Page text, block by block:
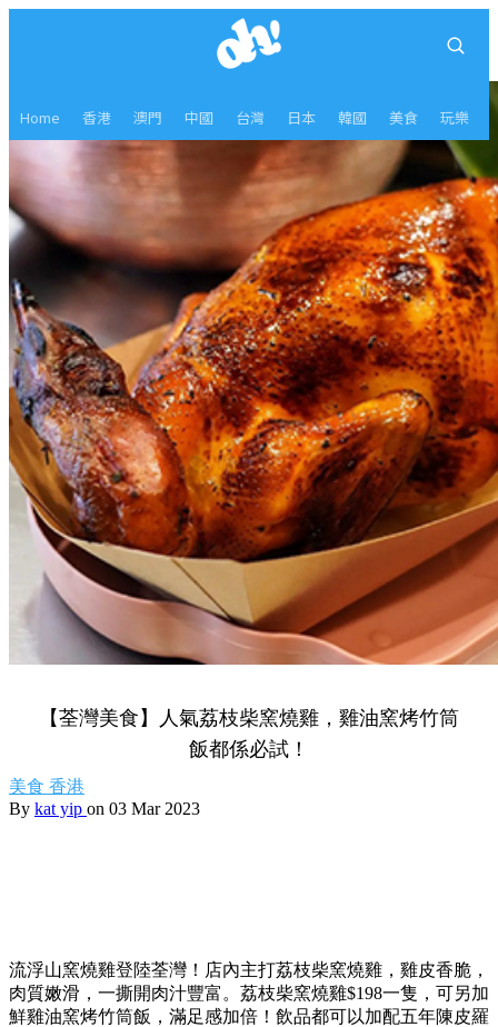
Home 香港 澳門 中國 台灣 日本 韓國 美食 玩樂
【荃灣美食】人氣荔枝柴窯燒雞，雞油窯烤竹筒
飯都係必試！
美食 香港
By kat yip on 03 Mar 2023
流浮山窯燒雞登陸荃灣！店內主打荔枝柴窯燒雞，雞皮香脆，
肉質嫩滑，一撕開肉汁豐富。荔枝柴窯燒雞$198一隻，可另加
鮮雞油窯烤竹筒飯，滿足感加倍！飲品都可以加配五年陳皮羅